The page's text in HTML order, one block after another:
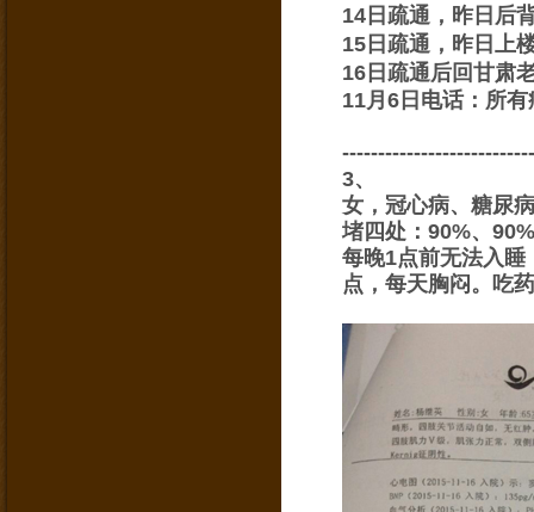
14日疏通，昨日后
15日疏通，昨日上
16日疏通后回甘肃
11月6日电话：所
3、
女，冠心病、糖尿
堵四处：90%、
每晚1点前无法入睡
点，每天胸闷。吃